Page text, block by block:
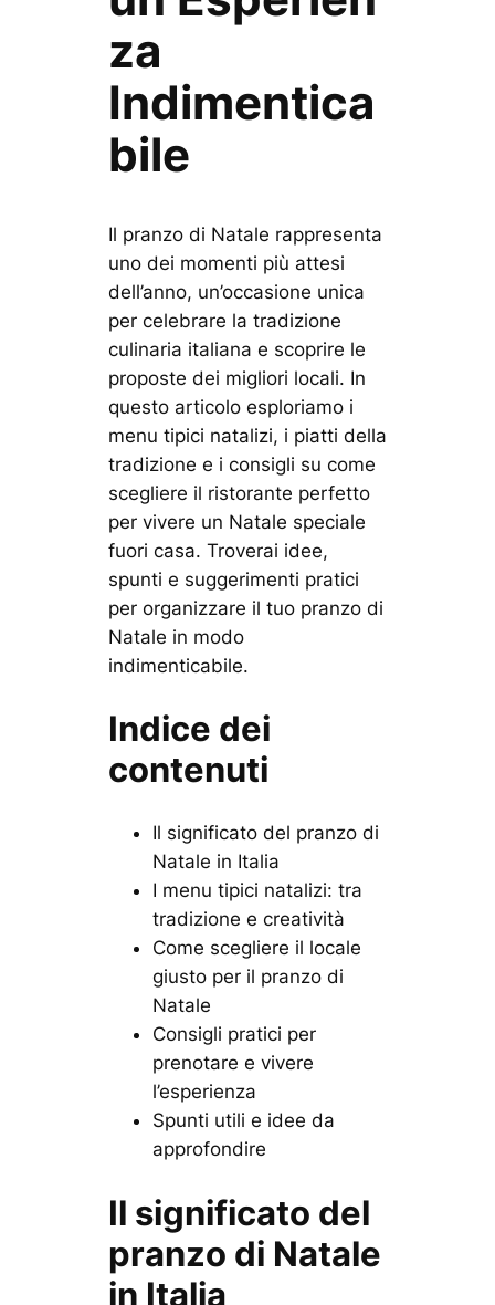
za
Indimentica
bile
Il pranzo di Natale rappresenta
uno dei momenti più attesi
dell’anno, un’occasione unica
per celebrare la tradizione
culinaria italiana e scoprire le
proposte dei migliori locali. In
questo articolo esploriamo i
menu tipici natalizi, i piatti della
tradizione e i consigli su come
scegliere il ristorante perfetto
per vivere un Natale speciale
fuori casa. Troverai idee,
spunti e suggerimenti pratici
per organizzare il tuo pranzo di
Natale in modo
indimenticabile.
Indice dei
contenuti
Il significato del pranzo di
Natale in Italia
I menu tipici natalizi: tra
tradizione e creatività
Come scegliere il locale
giusto per il pranzo di
Natale
Consigli pratici per
prenotare e vivere
l’esperienza
Spunti utili e idee da
approfondire
Il significato del
pranzo di Natale
in Italia